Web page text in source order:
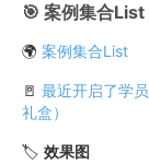
🎯 案例集合
🌍 案例集合List
🚪 最近开启了学
礼盒）
🏷️ 效果图